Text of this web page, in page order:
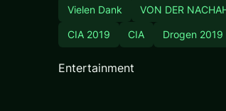
Vielen Dank VON DER
CIA 2019 CIA Drogen 2019
Entertainment